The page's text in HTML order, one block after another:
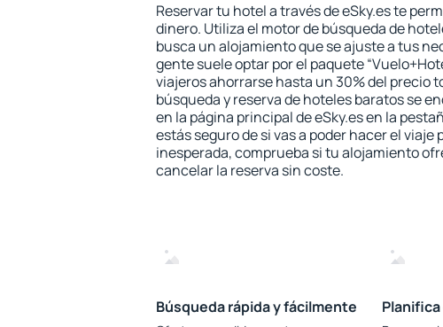
Reservar tu hotel a través de eSky.es te
dinero. Utiliza el motor de búsqueda de
busca un alojamiento que se ajuste a tus
gente suele optar por el paquete
viajeros ahorrarse hasta un 30% del precio
búsqueda y reserva de hoteles baratos se
en la página principal de eSky.es en la
estás seguro de si vas a poder hacer el viaje
inesperada, comprueba si tu alojamiento
cancelar la reserva sin coste.
Búsqueda rápida y fácilmente